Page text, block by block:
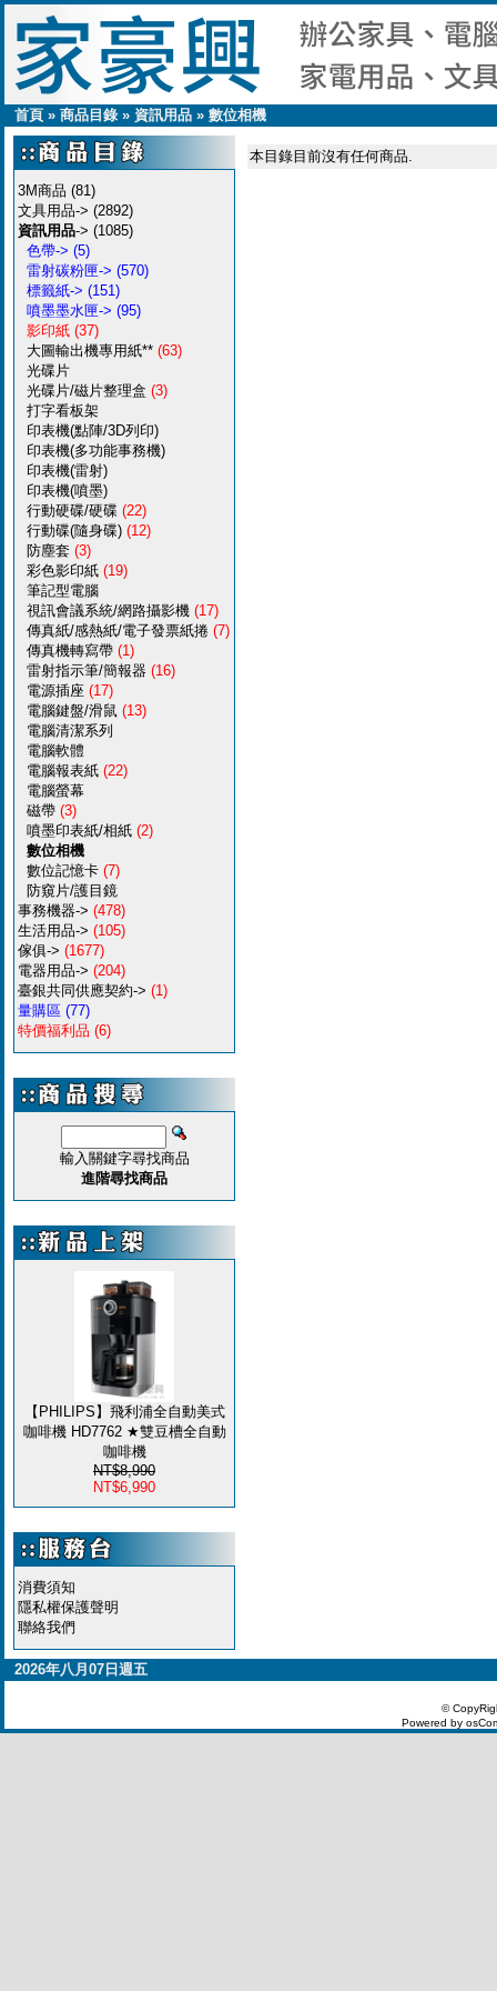
首頁 » 商品目錄» 資訊用品 » 數位相機
3M商品 (81)
文具用品-> (2892)
資訊用品-> (1085)
色帶-> (5)
雷射碳粉匣-> (570)
標籤紙-> (151)
噴墨墨水匣-> (95)
影印紙 (37)
大圖輸出機專用紙** (63)
光碟片
光碟片/磁片整理盒 (3)
打字看板架
印表機(點陣/3D列印)
印表機(多功能事務機)
印表機(雷射)
印表機(噴墨)
行動硬碟/硬碟 (22)
行動碟(隨身碟) (12)
防塵套 (3)
彩色影印紙 (19)
筆記型電腦
視訊會議系統/網路攝影機 (17)
傳真紙/感熱紙/電子發票紙捲 (7)
傳真機轉寫帶 (1)
雷射指示筆/簡報器 (16)
電源插座 (17)
電腦鍵盤/滑鼠 (13)
電腦清潔系列
電腦軟體
電腦報表紙 (22)
電腦螢幕
磁帶 (3)
噴墨印表紙/相紙 (2)
數位相機
數位記憶卡 (7)
防窺片/護目鏡
事務機器-> (478)
生活用品-> (105)
傢俱-> (1677)
電器用品-> (204)
臺銀共同供應契約-> (1)
量購區 (77)
特價福利品 (6)
輸入關鍵字尋找商品
進階尋找商品
【PHILIPS】飛利浦全自動美式
咖啡機 HD7762 ★雙豆槽全自動
咖啡機
NT$8,990
NT$6,990
消費須知
隱私權保護聲明
聯絡我們
本目錄目前沒有任何商品.
2026年八月07日週五
©
Powered by